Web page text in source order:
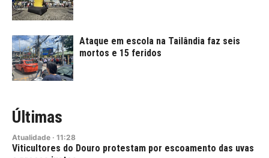
Ataque em escola na Tailândia faz seis
mortos e 15 feridos
Últimas
Atualidade · 11:28
Viticultores do Douro protestam por escoamento das uvas